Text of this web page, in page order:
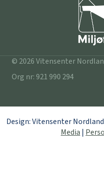
© 2026 Vitensenter
Org nr: 921 990 294
Design: Vitensenter
Media |